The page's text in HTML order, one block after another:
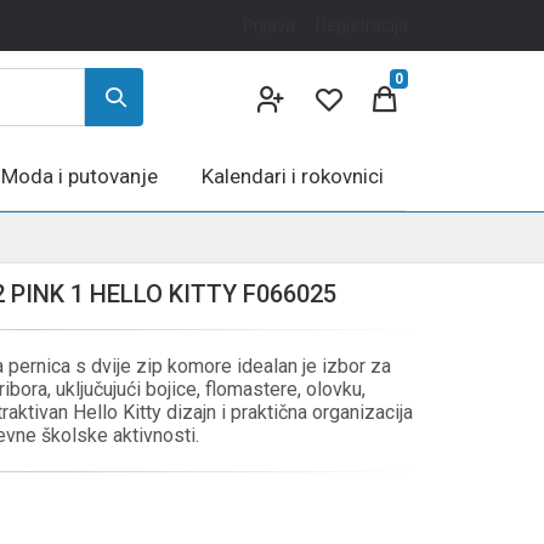
0
Moda i putovanje Kalendari i rokovnici
PINK 1 HELLO KITTY F066025
s dvije zip komore idealan je izbor za
uključujući bojice, flomastere, olovku,
Hello Kitty dizajn i praktična organizacija
školske aktivnosti.